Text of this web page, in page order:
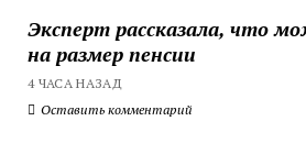
Эксперт рассказала, что
на размер пенсии
4 ЧАСА НАЗАД
Оставить комментарий